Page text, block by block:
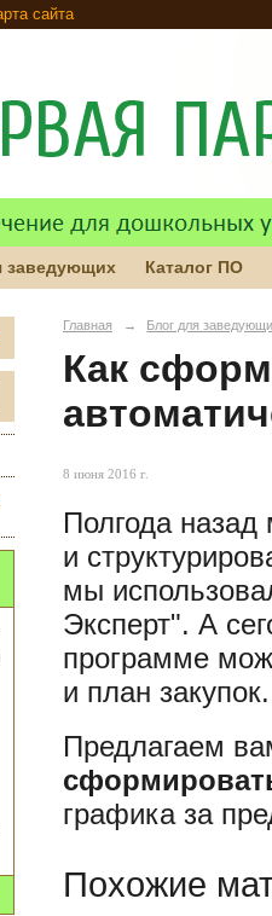
сайта
заведующих Каталог ПО
Главная → Блог для
Как
8 июня 2016 г.
Полгода
и
мы
Эксперт". А
программе
и план
Предлагаем
графика за
Похожие